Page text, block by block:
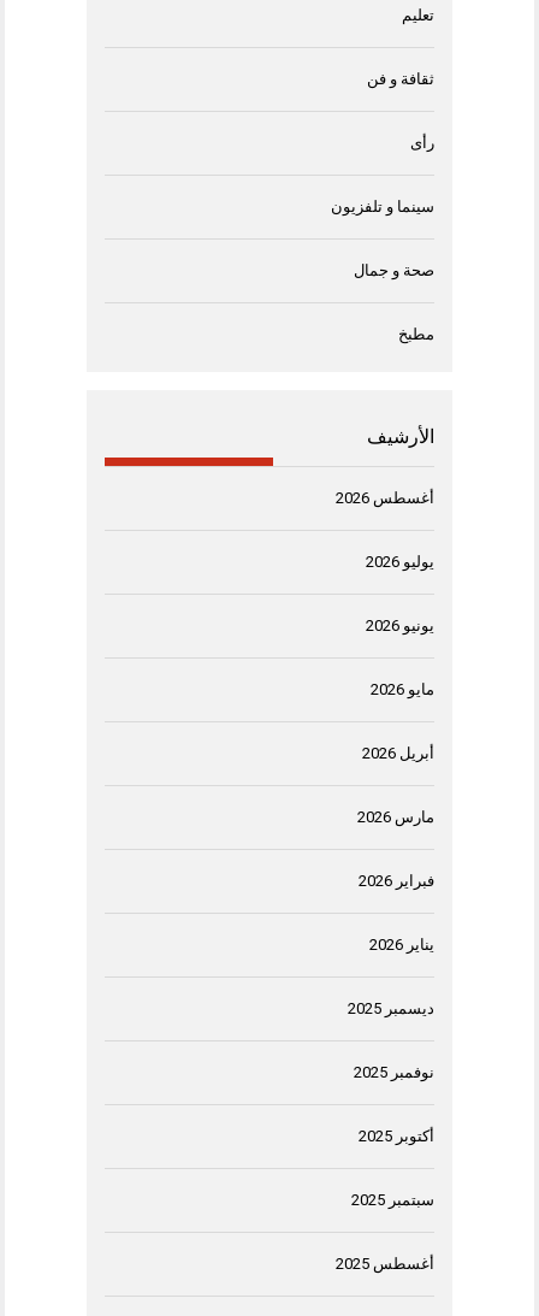
تعليم
ثقافة و فن
رأى
سينما و تلفزيون
صحة و جمال
مطبخ
الأرشيف
أغسطس 2026
يوليو 2026
يونيو 2026
مايو 2026
أبريل 2026
مارس 2026
فبراير 2026
يناير 2026
ديسمبر 2025
نوفمبر 2025
أكتوبر 2025
سبتمبر 2025
أغسطس 2025